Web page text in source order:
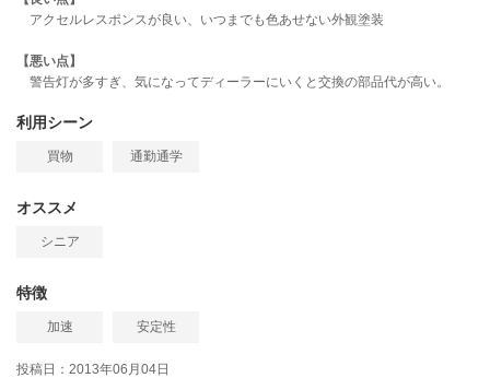
アクセルレスポンスが良い、いつまでも色あせない外観塗装
【悪い点】
警告灯が多すぎ、気になってディーラーにいくと交換の部品代が高い。
利用シーン
買物 通勤通学
オススメ
シニア
特徴
加速 安定性
投稿日：2013年06月04日